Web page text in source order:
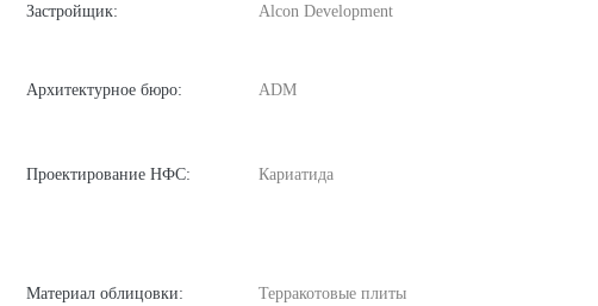
Застройщик: Alcon Development
Архитектурное бюро: ADM
Проектирование НФС: Кариатида
Материал облицовки: Терракотовые плиты